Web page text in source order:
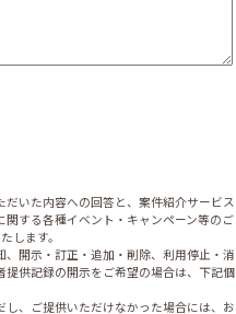
いた内容への回答と、案件紹介サービス
する各種イベント・キャンペーン等のご
します。
開示・訂正・追加・削除、利用停止・消
供記録の開示をご希望の場合は、下記個
、ご提供いただけなかった場合には、お